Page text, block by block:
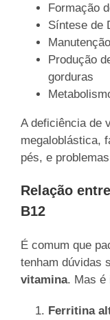
Formação
Síntese de
Produção
gorduras
A deficiência de
megaloblástica,
pés, e
Relação
B12
É comum que
tenham dúvidas
vitamina. Mas é
Ferritina